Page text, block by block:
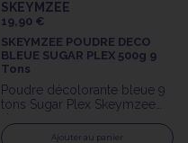
SKEYMZEE
19,90 €
SKEYMZEE POUDRE DECO
BLEUE SUGAR PLEX 500g 9
Tons
Poudre décolorante bleue 9
tons Sugar Plex Skeymzee
de 500gr
Ajouter au panier